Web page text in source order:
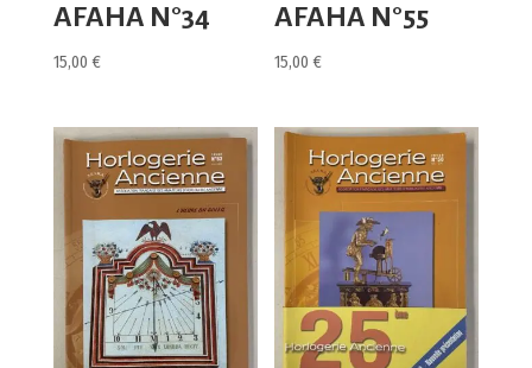
AFAHA N°34
15,00 €
AFAHA N°55
15,00€